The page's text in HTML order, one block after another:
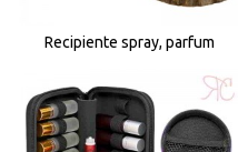
Recipiente spray, parfum